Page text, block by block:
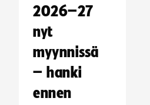
2026–27
nyt
myynnissä
– hanki
ennen